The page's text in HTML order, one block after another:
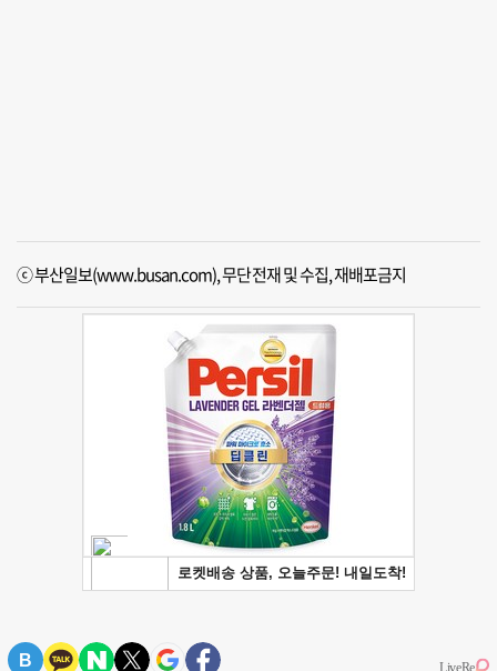
ⓒ 부산일보(www.busan.com), 무단전재 및 수집, 재배포금지